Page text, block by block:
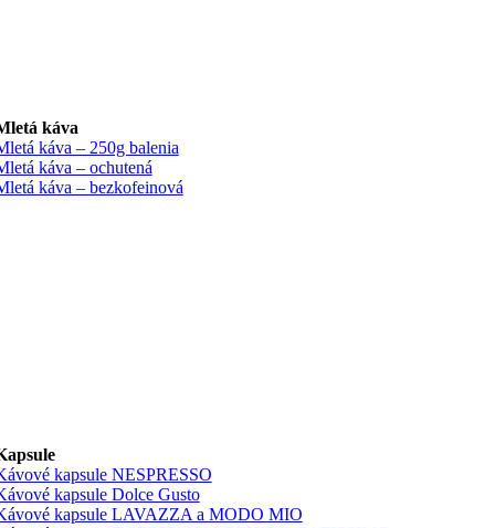
káva
káva – 250g balenia
káva – ochutená
káva – bezkofeinová
kapsule NESPRESSO
kapsule Dolce Gusto
kapsule LAVAZZA a MODO MIO